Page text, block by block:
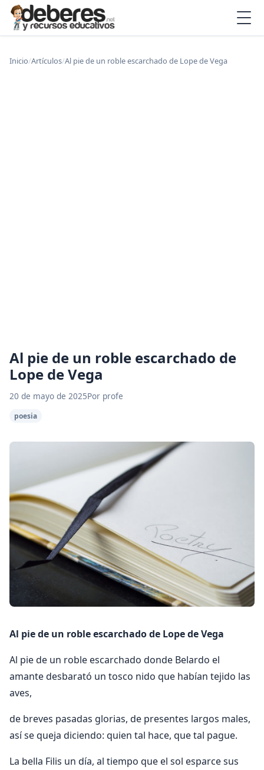
Inicio/Artículos/Al pie de un roble escarchado de Lope de Vega
Al pie de un roble escarchado de
Lope de Vega
20 de mayo de 2025Por profe
poesia
Al pie de un roble escarchado de Lope de Vega
Al pie de un roble escarchado donde Belardo el
amante desbarató un tosco nido que habían tejido las
aves,
de breves pasadas glorias, de presentes largos males,
así se queja diciendo: quien tal hace, que tal pague.
La bella Filis un día, al tiempo que el sol esparce sus